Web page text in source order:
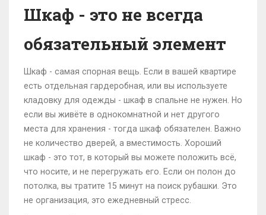
Шкаф - это не всегда
обязательный элемент
Шкаф - самая спорная вещь. Если в вашей квартире
есть отдельная гардеробная, или вы используете
кладовку для одежды - шкаф в спальне не нужен. Но
если вы живёте в однокомнатной и нет другого
места для хранения - тогда шкаф обязателен. Важно
не количество дверей, а вместимость. Хороший
шкаф - это тот, в который вы можете положить всё,
что носите, и не перегружать его. Если он полон до
потолка, вы тратите 15 минут на поиск рубашки. Это
не организация, это ежедневный стресс.